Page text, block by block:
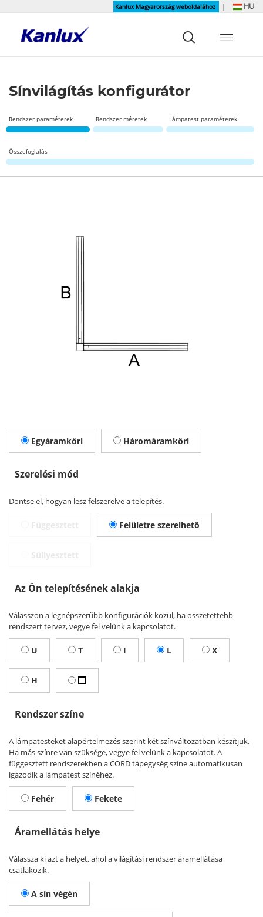
Kanlux Magyarország weboldalához | HU
główna
Sínvilágítás konfigurátor
Rendszer paraméterek Rendszer méretek Lámpatest paraméterek
Összefoglalás
Egyáramköri Háromáramköri
Szerelési mód
Döntse el, hogyan lesz felszerelve a telepítés.
Felületre szerelhető
Az Ön telepítésének alakja
Válasszon a legnépszerűbb konfigurációk közül, ha összetettebb
rendszert tervez, vegye fel velünk a kapcsolatot.
U T I L X
H
Rendszer színe
A lámpatesteket alapértelmezés szerint két színváltozatban készítjük.
Ha más színre van szüksége, vegye fel velünk a kapcsolatot. A
függesztett rendszerekben a CORD tápegység színe automatikusan
igazodik a lámpatest színéhez.
Fehér Fekete
Áramellátás helye
Válassza ki azt a helyet, ahol a világítási rendszer áramellátása
csatlakozik.
A sín végén